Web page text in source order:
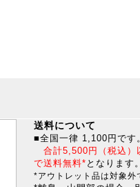
送料について
■全国一律 1,100円です
合計5,500円（税込）
で送料無料* となります。
*アウトレット品は対象外